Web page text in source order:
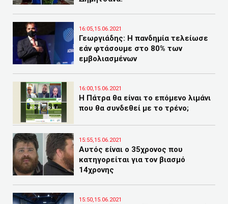
16:05,15.06.2021
Γεωργιάδης: Η πανδημία τελείωσε
εάν φτάσουμε στο 80% των
εμβολιασμένων
16:00,15.06.2021
Η Πάτρα θα είναι το επόμενο λιμάνι
που θα συνδεθεί με το τρένο;
15:55,15.06.2021
Αυτός είναι ο 35χρονος που
κατηγορείται για τον βιασμό
14χρονης
15:50,15.06.2021